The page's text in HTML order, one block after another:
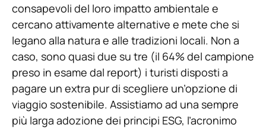
consapevoli del loro impatto ambientale e
cercano attivamente alternative e mete che si
legano alla natura e alle tradizioni locali. Non a
caso, sono quasi due su tre (il 64% del campione
preso in esame dal report) i turisti disposti a
pagare un extra pur di scegliere un’opzione di
viaggio sostenibile. Assistiamo ad una sempre
più larga adozione dei principi ESG, l’acronimo